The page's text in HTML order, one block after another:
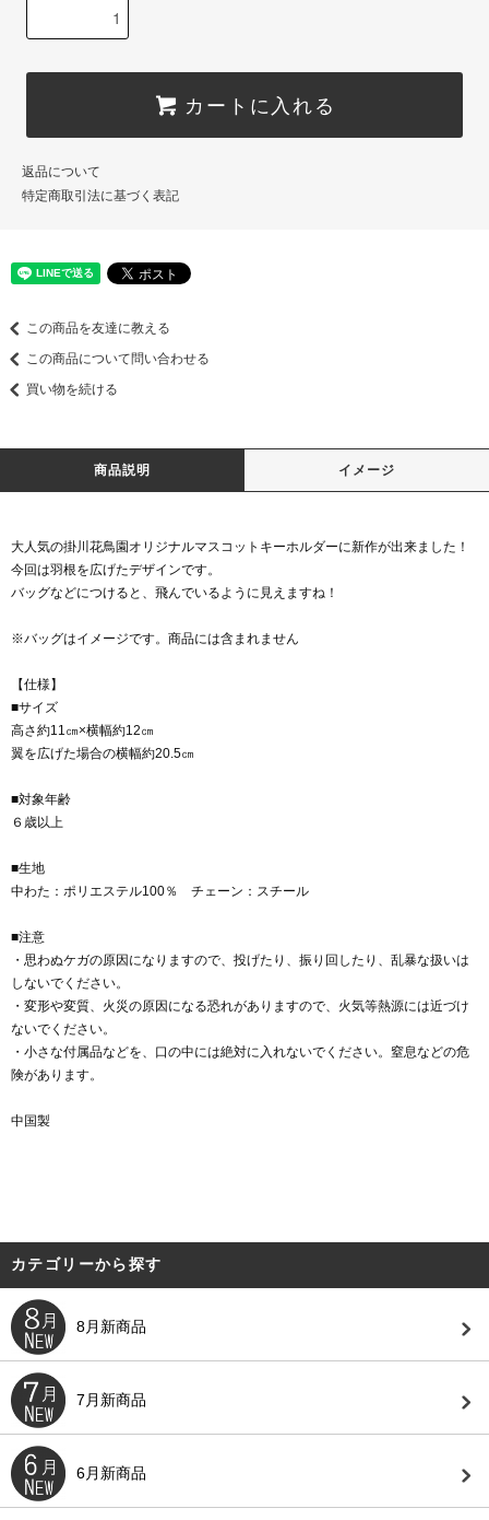
カートに入れる
返品について
特定商取引法に基づく表記
この商品を友達に教える
この商品について問い合わせる
買い物を続ける
商品説明 イメージ
大人気の掛川花鳥園オリジナルマスコットキーホルダーに新作が出来ました！
今回は羽根を広げたデザインです。
バッグなどにつけると、飛んでいるように見えますね！
※バッグはイメージです。商品には含まれません
【仕様】
■サイズ
高さ約11㎝×横幅約12㎝
翼を広げた場合の横幅約20.5㎝
■対象年齢
６歳以上
■生地
中わた：ポリエステル100％ チェーン：スチール
■注意
・思わぬケガの原因になりますので、投げたり、振り回したり、乱暴な扱いは
しないでください。
・変形や変質、火災の原因になる恐れがありますので、火気等熱源には近づけ
ないでください。
・小さな付属品などを、口の中には絶対に入れないでください。窒息などの危
険があります。
中国製
カテゴリーから探す
8月新商品
7月新商品
6月新商品